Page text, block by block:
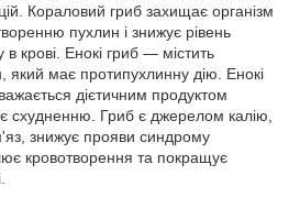
Кораловий гриб захищає організм
пухлин і знижує рівень
крові. Енокі гриб — містить
який має протипухлинну дію. Енокі
дієтичним продуктом
схудненню. Гриб є джерелом калію,
знижує прояви синдрому
кровотворення та покращує